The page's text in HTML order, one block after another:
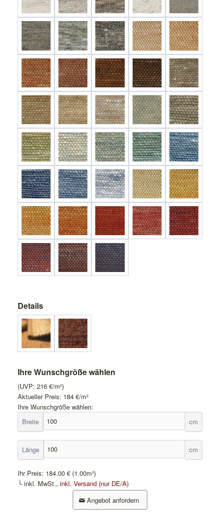
Details
Ihre Wunschgröße wählen
(UVP: 216€/m²)
Aktueller Preis: 184€/m²
Ihre Wunschgröße wählen:
Breite
cm
Länge cm
Ihr Preis: 184.00 € (1.00m²)
└ inkl. MwSt., inkl. Versand (nur DE/A)
Angebot anfordern